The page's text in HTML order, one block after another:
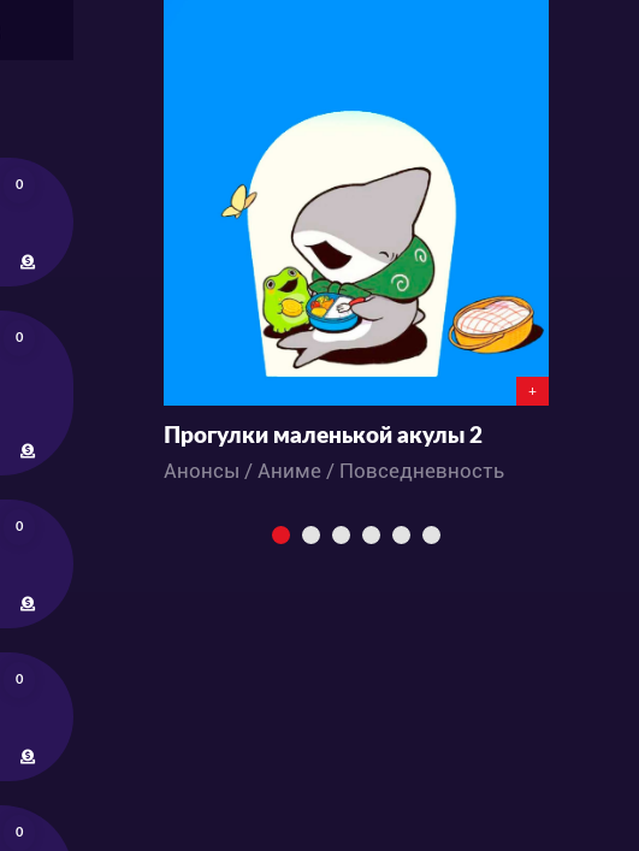
0
0
0
0
0
+
Прогулки маленькой акулы 2
Анонсы / Аниме / Повседневность